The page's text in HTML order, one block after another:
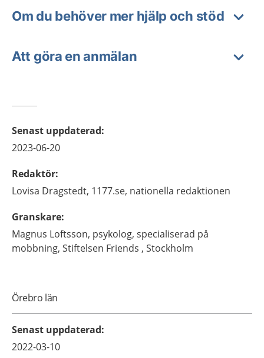
Om du behöver mer hjälp och stöd
Att göra en anmälan
Senast uppdaterad:
2023-06-20
Redaktör:
Lovisa Dragstedt, 1177.se, nationella redaktionen
Granskare:
Magnus Loftsson, psykolog, specialiserad på
mobbning, Stiftelsen Friends , Stockholm
Örebro län
Senast uppdaterad:
2022-03-10